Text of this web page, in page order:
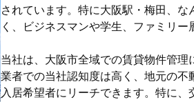
されています。特に大阪駅・梅田、
く、ビジネスマンや学生、ファミリー
当社は、大阪市全域での賃貸物件管
業者での当社認知度は高く、地元の
入居希望者にリーチできます。特に